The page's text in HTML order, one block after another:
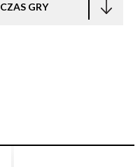
CZAS GRY